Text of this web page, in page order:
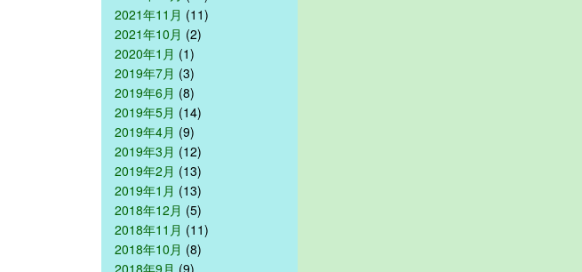
2021年11月 (11)
2021年10月 (2)
2020年1月 (1)
2019年7月 (3)
2019年6月 (8)
2019年5月 (14)
2019年4月 (9)
2019年3月 (12)
2019年2月 (13)
2019年1月 (13)
2018年12月 (5)
2018年11月 (11)
2018年10月 (8)
2018年9月 (9)